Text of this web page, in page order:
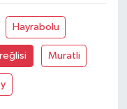
Hayrabolu
Muratli